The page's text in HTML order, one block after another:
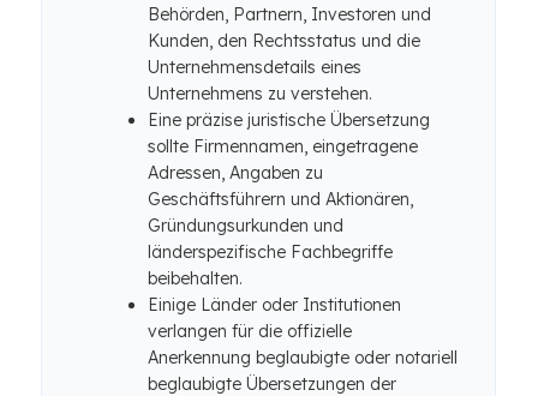
Behörden, Partnern, Investoren und
Kunden, den Rechtsstatus und die
Unternehmensdetails eines
Unternehmens zu verstehen.
Eine präzise juristische Übersetzung
sollte Firmennamen, eingetragene
Adressen, Angaben zu
Geschäftsführern und Aktionären,
Gründungsurkunden und
länderspezifische Fachbegriffe
beibehalten.
Einige Länder oder Institutionen
verlangen für die offizielle
Anerkennung beglaubigte oder notariell
beglaubigte Übersetzungen der